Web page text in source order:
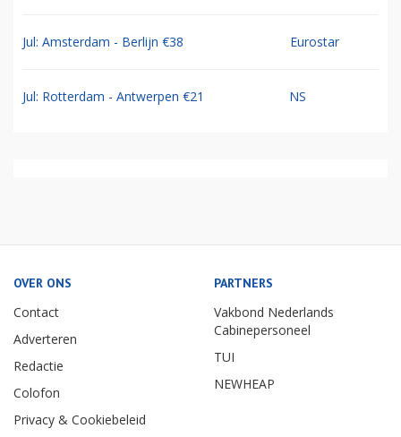
Jul: Amsterdam - Berlijn €38 Eurostar
Jul: Rotterdam - Antwerpen €21 NS
OVER ONS
Contact
Adverteren
Redactie
Colofon
Privacy & Cookiebeleid
PARTNERS
Vakbond Nederlands
Cabinepersoneel
TUI
NEWHEAP